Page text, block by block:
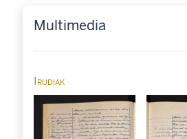
Multimedia
Irudiak